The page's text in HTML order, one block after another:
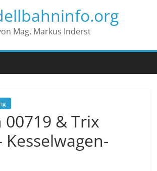
Mag. Markus Inderst
& Trix
Kesselwagen-